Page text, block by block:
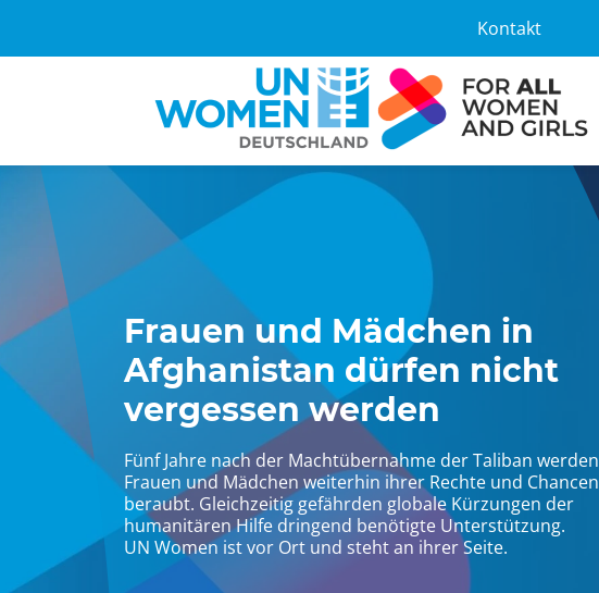
Kontakt
Frauen und Mädchen in
Afghanistan dürfen nicht
vergessen werden
Fünf Jahre nach der Machtübernahme der Taliban werden
Frauen und Mädchen weiterhin ihrer Rechte und Chancen
beraubt. Gleichzeitig gefährden globale Kürzungen der
humanitären Hilfe dringend benötigte Unterstützung.
UN Women ist vor Ort und steht an ihrer Seite.